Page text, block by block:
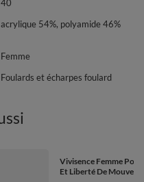
40
acrylique 54%, polyamide 46%
Femme
Foulards et écharpes foulard
Vivisence Femme
Et Liberté De